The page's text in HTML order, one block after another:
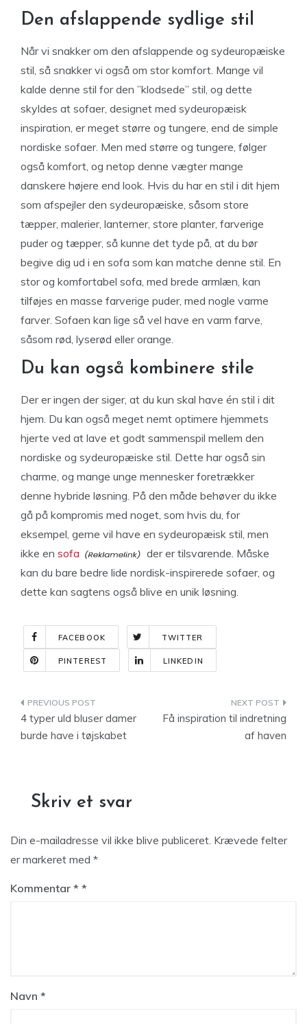
Den afslappende sydlige stil
Når vi snakker om den afslappende og sydeuropæiske
stil, så snakker vi også om stor komfort. Mange vil
kalde denne stil for den ”klodsede” stil, og dette
skyldes at sofaer, designet med sydeuropæisk
inspiration, er meget større og tungere, end de simple
nordiske sofaer. Men med større og tungere, følger
også komfort, og netop denne vægter mange
danskere højere end look. Hvis du har en stil i dit hjem
som afspejler den sydeuropæiske, såsom store
tæpper, malerier, lanterner, store planter, farverige
puder og tæpper, så kunne det tyde på, at du bør
begive dig ud i en sofa som kan matche denne stil. En
stor og komfortabel sofa, med brede armlæn, kan
tilføjes en masse farverige puder, med nogle varme
farver. Sofaen kan lige så vel have en varm farve,
såsom rød, lyserød eller orange.
Du kan også kombinere stile
Der er ingen der siger, at du kun skal have én stil i dit
hjem. Du kan også meget nemt optimere hjemmets
hjerte ved at lave et godt sammenspil mellem den
nordiske og sydeuropæiske stil. Dette har også sin
charme, og mange unge mennesker foretrækker
denne hybride løsning. På den måde behøver du ikke
gå på kompromis med noget, som hvis du, for
eksempel, gerne vil have en sydeuropæisk stil, men
ikke en sofa
der er tilsvarende. Måske
kan du bare bedre lide nordisk-inspirerede sofaer, og
dette kan sagtens også blive en unik løsning.
FACEBOOK TWITTER
PINTEREST LINKEDIN
Indlægsnavigation
4 typer uld bluser damer
burde have i tøjskabet
Få inspiration til indretning
af haven
Skriv et svar
Din e-mailadresse vil ikke blive publiceret. Krævede felter
er markeret med *
Kommentar *
Navn *